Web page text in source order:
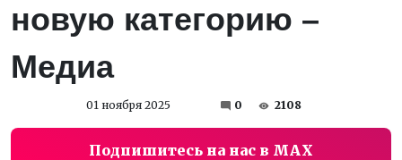
новую категорию –
Медиа
01 ноября 2025 0 2108
Подпишитесь на нас в MAX